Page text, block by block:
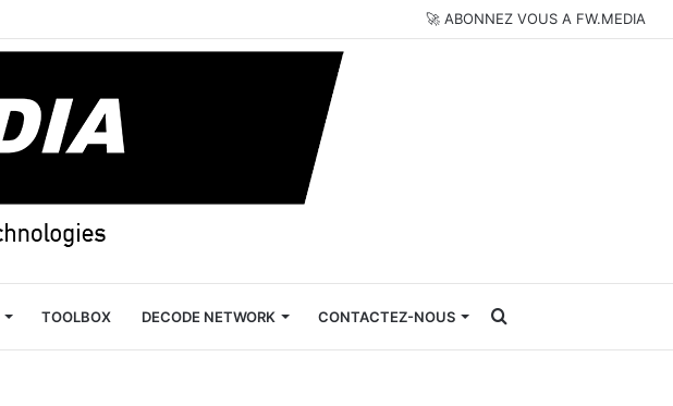
🚀 ABONNEZ VOUS A FW.MEDIA
TOOLBOX DECODE NETWORK CONTACTEZ-NOUS Rechercher